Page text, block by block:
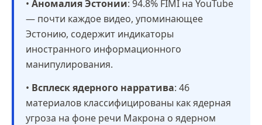
• Аномалия Эстонии: 94.8% FIMI на YouTube
— почти каждое видео, упоминающее
Эстонию, содержит индикаторы
иностранного информационного
манипулирования.
• Всплеск ядерного нарратива: 46
материалов классифицированы как ядерная
угроза на фоне речи Макрона о ядерном